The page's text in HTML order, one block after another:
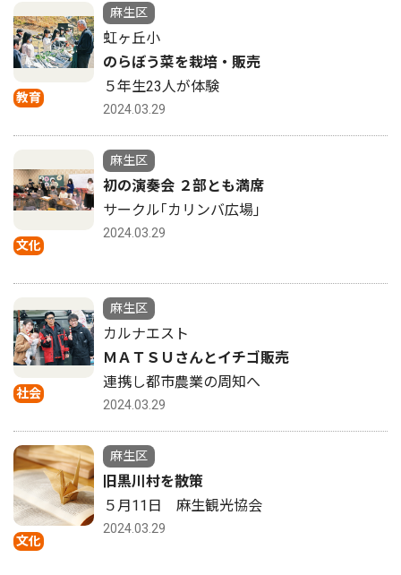
教育
麻生区
虹ヶ丘小
のらぼう菜を栽培・販売
５年生23人が体験
2024.03.29
文化
麻生区
初の演奏会 ２部とも満席
サークル｢カリンバ広場｣
2024.03.29
社会
麻生区
カルナエスト
ＭＡＴＳＵさんとイチゴ販売
連携し都市農業の周知へ
2024.03.29
文化
麻生区
旧黒川村を散策
５月11日 麻生観光協会
2024.03.29